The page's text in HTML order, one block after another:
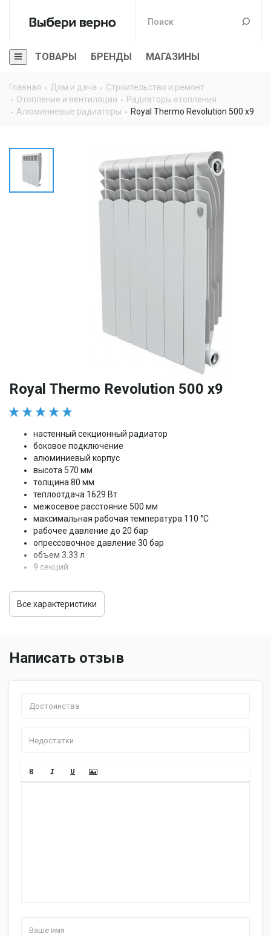
ТОВАРЫ БРЕНДЫ МАГАЗИНЫ
Главная Дом и дача
Строительство и ремонт
Отопление и вентиляция
Радиаторы отопления
Алюминиевые радиаторы
Royal Thermo Revolution 500 x9
Royal Thermo Revolution 500 x9
настенный секционный радиатор
боковое подключение
алюминиевый корпус
высота 570 мм
толщина 80 мм
теплоотдача 1629 Вт
межосевое расстояние 500 мм
максимальная рабочая температура 110 °С
рабочее давление до 20 бар
опрессовочное давление 30 бар
объем 3.33 л
9 секций
Все характеристики
Написать отзыв